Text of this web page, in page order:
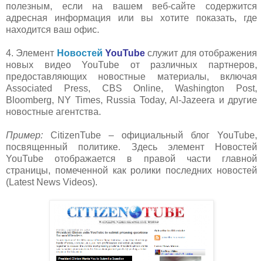
полезным, если на вашем веб-сайте содержится
адресная информация или вы хотите показать, где
находится ваш офис.
4. Элемент Новостей YouTube служит для отображения
новых видео YouTube от различных партнеров,
предоставляющих новостные материалы, включая
Associated Press, CBS Online, Washington Post,
Bloomberg, NY Times, Russia Today, Al-Jazeera и другие
новостные агентства.
Пример: CitizenTube – официальный блог YouTube,
посвященный политике. Здесь элемент Новостей
YouTube отображается в правой части главной
страницы, помеченной как ролики последних новостей
(Latest News Videos).